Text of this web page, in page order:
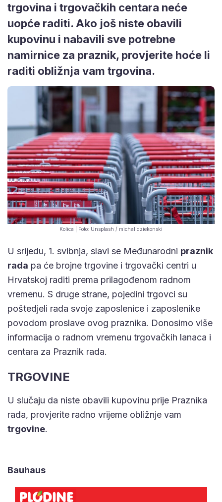
trgovina i trgovačkih centara neće
uopće raditi. Ako još niste obavili
kupovinu i nabavili sve potrebne
namirnice za praznik, provjerite hoće li
raditi obližnja vam trgovina.
Kolica | Foto: Unsplash / michal dziekonski
U srijedu, 1. svibnja, slavi se Međunarodni praznik
rada pa će brojne trgovine i trgovački centri u
Hrvatskoj raditi prema prilagođenom radnom
vremenu. S druge strane, pojedini trgovci su
poštedjeli rada svoje zaposlenice i zaposlenike
povodom proslave ovog praznika. Donosimo više
informacija o radnom vremenu trgovačkih lanaca i
centara za Praznik rada.
TRGOVINE
U slučaju da niste obavili kupovinu prije Praznika
rada, provjerite radno vrijeme obližnje vam
trgovine.
Bauhaus